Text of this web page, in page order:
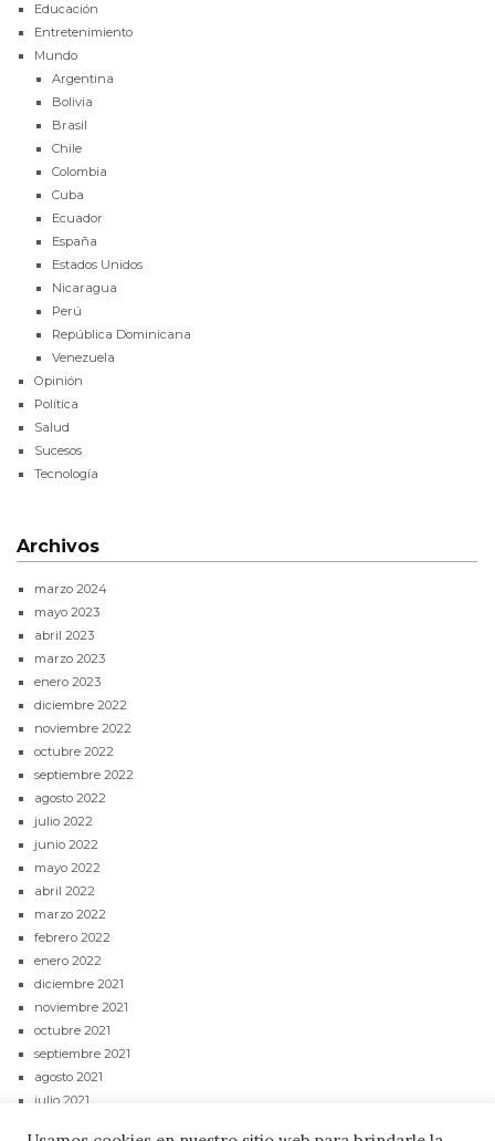
Educación
Entretenimiento
Mundo
Argentina
Bolivia
Brasil
Chile
Colombia
Cuba
Ecuador
España
Estados Unidos
Nicaragua
Perú
República Dominicana
Venezuela
Opinión
Política
Salud
Sucesos
Tecnología
Archivos
marzo 2024
mayo 2023
abril 2023
marzo 2023
enero 2023
diciembre 2022
noviembre 2022
octubre 2022
septiembre 2022
agosto 2022
julio 2022
junio 2022
mayo 2022
abril 2022
marzo 2022
febrero 2022
enero 2022
diciembre 2021
noviembre 2021
octubre 2021
septiembre 2021
agosto 2021
julio 2021